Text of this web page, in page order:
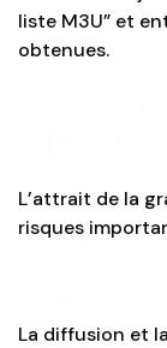
liste M3U” et
obtenues.
L’attrait de la
risques
La diffusion et